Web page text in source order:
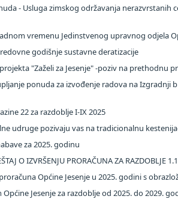
- Usluga zimskog održavanja nerazvrstanih
vremenu Jedinstvenog upravnog odjela
godišnje sustavne deratizacije
"Zaželi za Jesenje" -poziv na prethodnu
ponuda za izvođenje radova na Izgradnji
22 za razdoblje I-IX 2025
udruge pozivaju vas na tradicionalnu
za 2025. godinu
O IZVRŠENJU PRORAČUNA ZA RAZDOBLJE
Općine Jesenje u 2025. godini s
Jesenje za razdoblje od 2025. do 2029.